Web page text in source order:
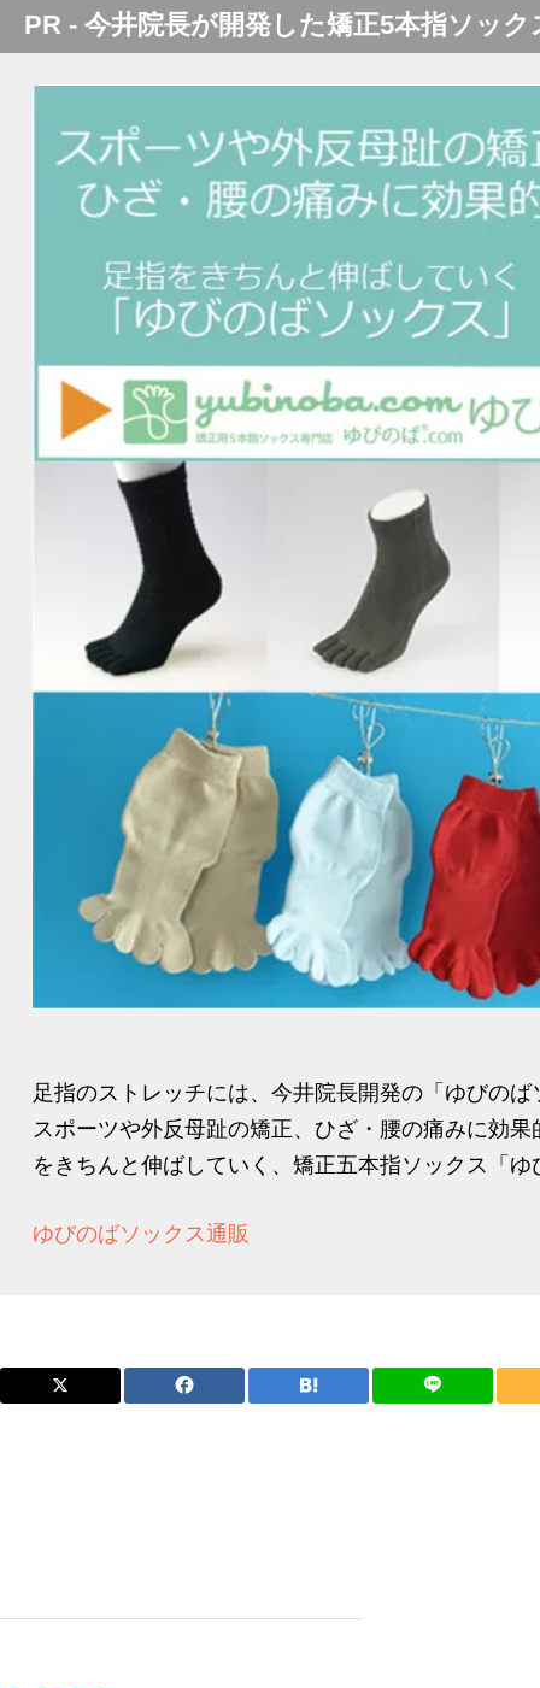
PR - 今井院長が開発した矯正5本指ソック
足指のストレッチには、今井院長開発の「ゆびの
スポーツや外反母趾の矯正、ひざ・腰の痛みに効
をきちんと伸ばしていく、矯正五本指ソックス「
ゆびのばソックス通販